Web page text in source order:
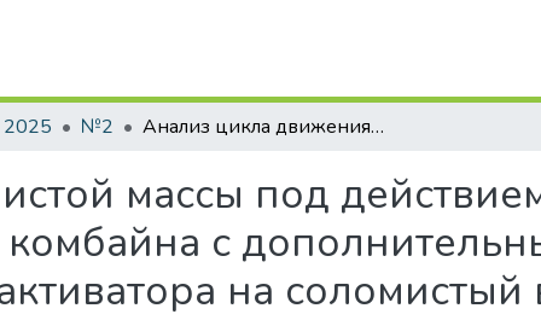
2025 №2 Анализ цикла движения соломистой массы под действием клавиш соломотряса зерноуборочного комбайна с дополнительным усилием воздействия пальцев активатора на соломистый ворох
массы под
с
на соломистый